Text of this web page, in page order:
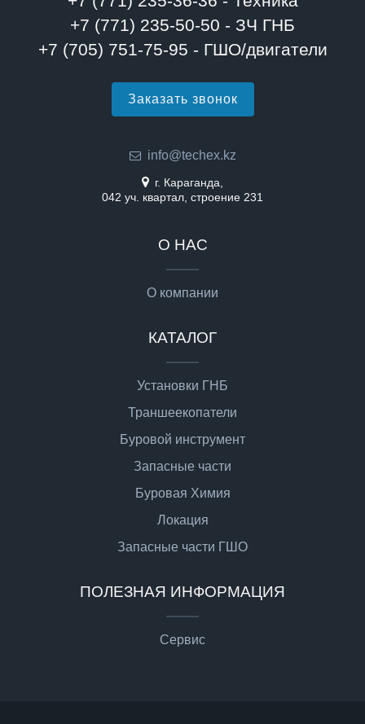
+7 (771) 235-50-50 - ЗЧ ГНБ
+7 (705) 751-75-95 - ГШО/двигатели
Заказать звонок
info@techex.kz
г. Караганда,
042 уч. квартал, строение 231
О НАС
О компании
КАТАЛОГ
Установки ГНБ
Траншеекопатели
Буровой инструмент
Запасные части
Буровая Химия
Локация
Запасные части ГШО
ПОЛЕЗНАЯ ИНФОРМАЦИЯ
Сервис